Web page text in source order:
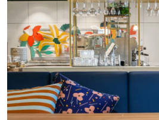
Fitnessapparatuur
Wifi
Overig
Aannemers Interieur
Akoestiek
Binnenzwembaden